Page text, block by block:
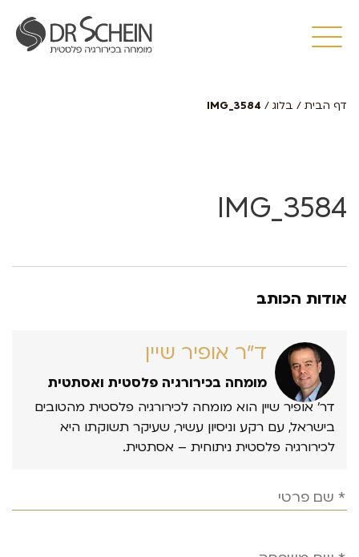
דף הבית / בלוג /
IMG_3584
IMG_3584
אודות הכותב
ד״ר אופיר שיין
מומחה בכירורגיה פלסטית ואסתטית
דר’ אופיר שיין הוא מומחה לכירורגיה פלסטית מהטובים
בישראל, עם רקע וניסיון עשיר, שעיקר תשוקתו היא
לכירורגיה פלסטית ניתוחית – אסתטית.